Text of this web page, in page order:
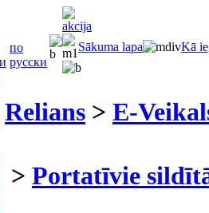
по
русски
Sākuma lapa Kā
Relians > E-
> Portatīvie